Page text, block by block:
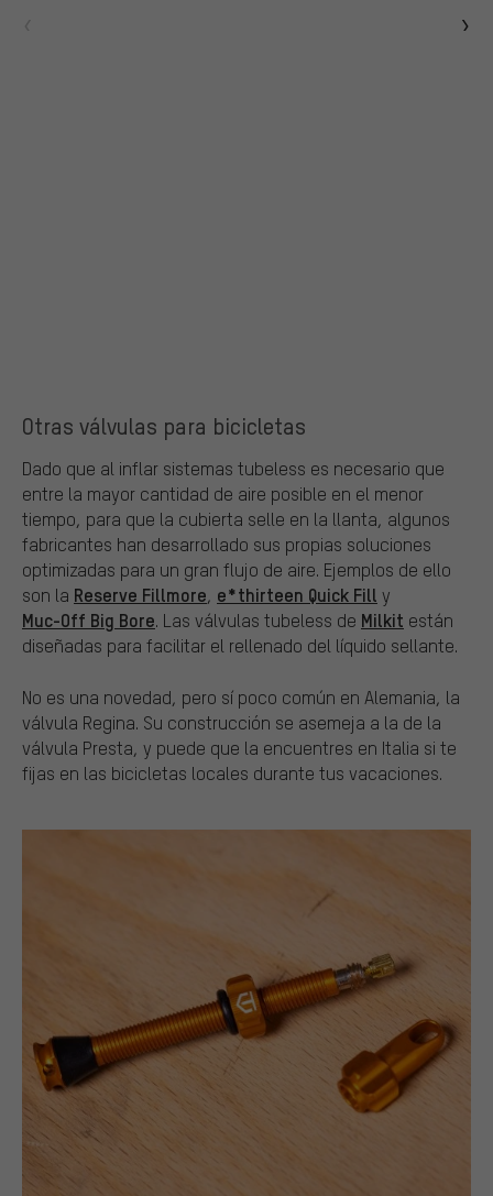
Otras válvulas para bicicletas
Dado que al inflar sistemas tubeless es necesario que
entre la mayor cantidad de aire posible en el menor
tiempo, para que la cubierta selle en la llanta, algunos
fabricantes han desarrollado sus propias soluciones
optimizadas para un gran flujo de aire. Ejemplos de ello
son la Reserve Fillmore, e*thirteen Quick Fill y
Muc-Off Big Bore. Las válvulas tubeless de Milkit están
diseñadas para facilitar el rellenado del líquido sellante.
No es una novedad, pero sí poco común en Alemania, la
válvula Regina. Su construcción se asemeja a la de la
válvula Presta, y puede que la encuentres en Italia si te
fijas en las bicicletas locales durante tus vacaciones.